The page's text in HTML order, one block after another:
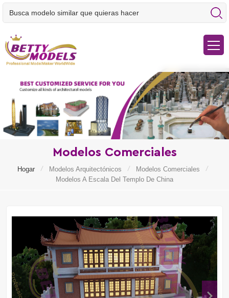
Modelos Comerciales
Hogar / Modelos Arquitectónicos / Modelos Comerciales
/
Modelos A Escala Del Templo De China